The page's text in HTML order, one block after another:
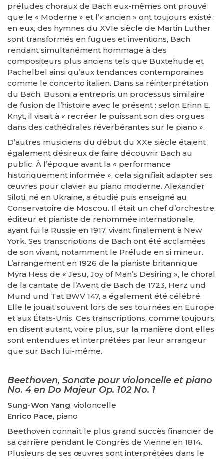
préludes choraux de Bach eux-mêmes ont prouvé
que le « Moderne » et l’« ancien » ont toujours existé :
en eux, des hymnes du XVIe siècle de Martin Luther
sont transformés en fugues et inventions, Bach
rendant simultanément hommage à des
compositeurs plus anciens tels que Buxtehude et
Pachelbel ainsi qu’aux tendances contemporaines
comme le concerto italien. Dans sa réinterprétation
du Bach, Busoni a entrepris un processus similaire
de fusion de l’histoire avec le présent : selon Erinn E.
Knyt, il visait à « recréer le puissant son des orgues
dans des cathédrales réverbérantes sur le piano ».
D’autres musiciens du début du XXe siècle étaient
également désireux de faire découvrir Bach au
public. À l’époque avant la « performance
historiquement informée », cela signifiait adapter ses
œuvres pour clavier au piano moderne. Alexander
Siloti, né en Ukraine, a étudié puis enseigné au
Conservatoire de Moscou. Il était un chef d’orchestre,
éditeur et pianiste de renommée internationale,
ayant fui la Russie en 1917, vivant finalement à New
York. Ses transcriptions de Bach ont été acclamées
de son vivant, notamment le Prélude en si mineur.
L’arrangement en 1926 de la pianiste britannique
Myra Hess de « Jesu, Joy of Man’s Desiring », le choral
de la cantate de l’Avent de Bach de 1723, Herz und
Mund und Tat BWV 147, a également été célébré.
Elle le jouait souvent lors de ses tournées en Europe
et aux États-Unis. Ces transcriptions, comme toujours,
en disent autant, voire plus, sur la manière dont elles
sont entendues et interprétées par leur arrangeur
que sur Bach lui-même.
Beethoven, Sonate pour violoncelle et piano
No. 4 en Do Majeur Op. 102 No. 1
Sung-Won Yang, violoncelle
Enrico Pace, piano
Beethoven connaît le plus grand succès financier de
sa carrière pendant le Congrès de Vienne en 1814.
Plusieurs de ses œuvres sont interprétées dans le